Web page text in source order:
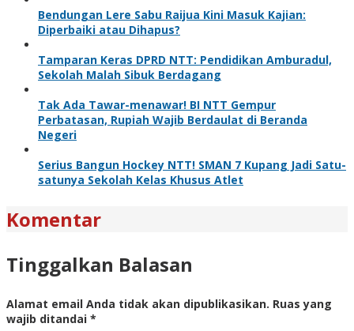
Bendungan Lere Sabu Raijua Kini Masuk Kajian:
Diperbaiki atau Dihapus?
Tamparan Keras DPRD NTT: Pendidikan Amburadul,
Sekolah Malah Sibuk Berdagang
Tak Ada Tawar-menawar! BI NTT Gempur
Perbatasan, Rupiah Wajib Berdaulat di Beranda
Negeri
Serius Bangun Hockey NTT! SMAN 7 Kupang Jadi Satu-
satunya Sekolah Kelas Khusus Atlet
Komentar
Tinggalkan Balasan
Alamat email Anda tidak akan dipublikasikan. Ruas yang
wajib ditandai *